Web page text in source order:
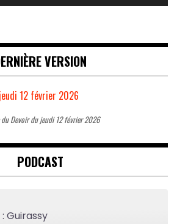
VERSION
du Devoir du jeudi 12 février 2026
PODCAST
Guirassy